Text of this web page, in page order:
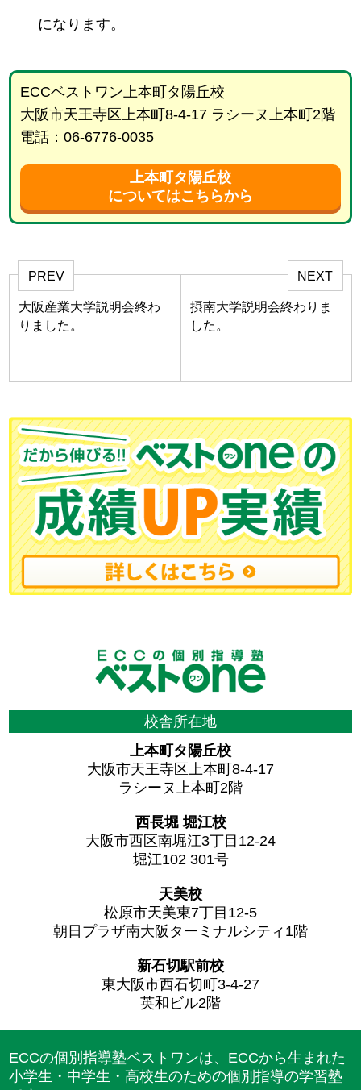
になります。
ECCベストワン上本町タ陽丘校
大阪市天王寺区上本町8-4-17 ラシーヌ上本町2階
電話：06-6776-0035
上本町タ陽丘校
についてはこちらから
PREV
大阪産業大学説明会終わ
りました。
NEXT
摂南大学説明会終わりま
した。
校舎所在地
上本町タ陽丘校
大阪市天王寺区上本町8-4-17
ラシーヌ上本町2階
西長堀 堀江校
大阪市西区南堀江3丁目12-24
堀江102 301号
天美校
松原市天美東7丁目12-5
朝日プラザ南大阪ターミナルシティ1階
新石切駅前校
東大阪市西石切町3-4-27
英和ビル2階
ECCの個別指導塾ベストワンは、ECCから生まれた
小学生・中学生・高校生のための個別指導の学習塾